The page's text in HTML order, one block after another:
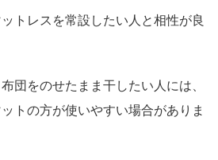
トレスを常設したい人と相性が良
団をのせたまま干したい人には、
トの方が使いやすい場合がありま